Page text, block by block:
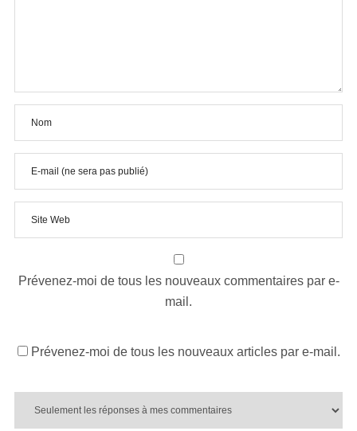
Prévenez-moi de tous les nouveaux commentaires par e-
mail.
Prévenez-moi de tous les nouveaux articles par e-mail.